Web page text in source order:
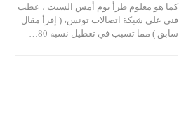
كما هو معلوم طرأ يوم أمس السبت ، عطب
فني على شبكة اتصالات تونس، ( إقرأ مقال
سابق ) مما تسبب في تعطيل نسبة 80…